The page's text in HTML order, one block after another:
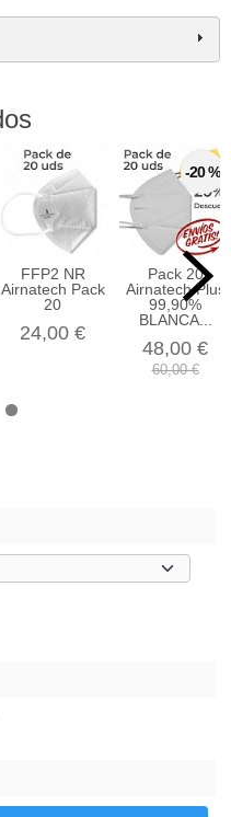
FFP2 NR
Airnatech Pack
20
24,00 €
-20 %
Pack 20
Airnatech Plus
99,90%
BLANCA...
48,00 €
60,00 €